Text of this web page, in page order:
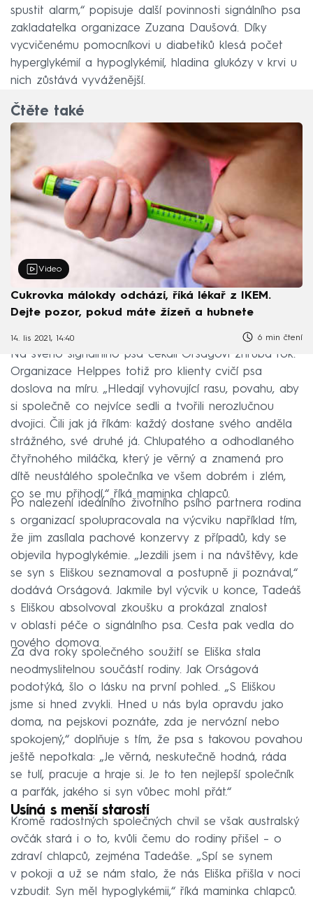
spustit alarm,“ popisuje další povinnosti signálního psa
zakladatelka organizace Zuzana Daušová. Díky
vycvičenému pomocníkovi u diabetiků klesá počet
hyperglykémií a hypoglykémií, hladina glukózy v krvi u
nich zůstává vyváženější.
Čtěte také
Video
Cukrovka málokdy odchází, říká lékař z IKEM.
Dejte pozor, pokud máte žízeň a hubnete
14. lis 2021, 14:40 6 min čtení
Na svého signálního psa čekali Orságovi zhruba rok.
Organizace Helppes totiž pro klienty cvičí psa
doslova na míru. „Hledají vyhovující rasu, povahu, aby
si společně co nejvíce sedli a tvořili nerozlučnou
dvojici. Čili jak já říkám: každý dostane svého anděla
strážného, své druhé já. Chlupatého a odhodlaného
čtyřnohého miláčka, který je věrný a znamená pro
dítě neustálého společníka ve všem dobrém i zlém,
co se mu přihodí,“ říká maminka chlapců.
Po nalezení ideálního životního psího partnera rodina
s organizací spolupracovala na výcviku například tím,
že jim zasílala pachové konzervy z případů, kdy se
objevila hypoglykémie. „Jezdili jsem i na návštěvy, kde
se syn s Eliškou seznamoval a postupně ji poznával,“
dodává Orságová. Jakmile byl výcvik u konce, Tadeáš
s Eliškou absolvoval zkoušku a prokázal znalost
v oblasti péče o signálního psa. Cesta pak vedla do
nového domova.
Za dva roky společného soužití se Eliška stala
neodmyslitelnou součástí rodiny. Jak Orságová
podotýká, šlo o lásku na první pohled. „S Eliškou
jsme si hned zvykli. Hned u nás byla opravdu jako
doma, na pejskovi poznáte, zda je nervózní nebo
spokojený,“ doplňuje s tím, že psa s takovou povahou
ještě nepotkala: „Je věrná, neskutečně hodná, ráda
se tulí, pracuje a hraje si. Je to ten nejlepší společník
a parťák, jakého si syn vůbec mohl přát.“
Usíná s menší starostí
Kromě radostných společných chvil se však australský
ovčák stará i o to, kvůli čemu do rodiny přišel – o
zdraví chlapců, zejména Tadeáše. „Spí se synem
v pokoji a už se nám stalo, že nás Eliška přišla v noci
vzbudit. Syn měl hypoglykémii,“ říká maminka chlapců.